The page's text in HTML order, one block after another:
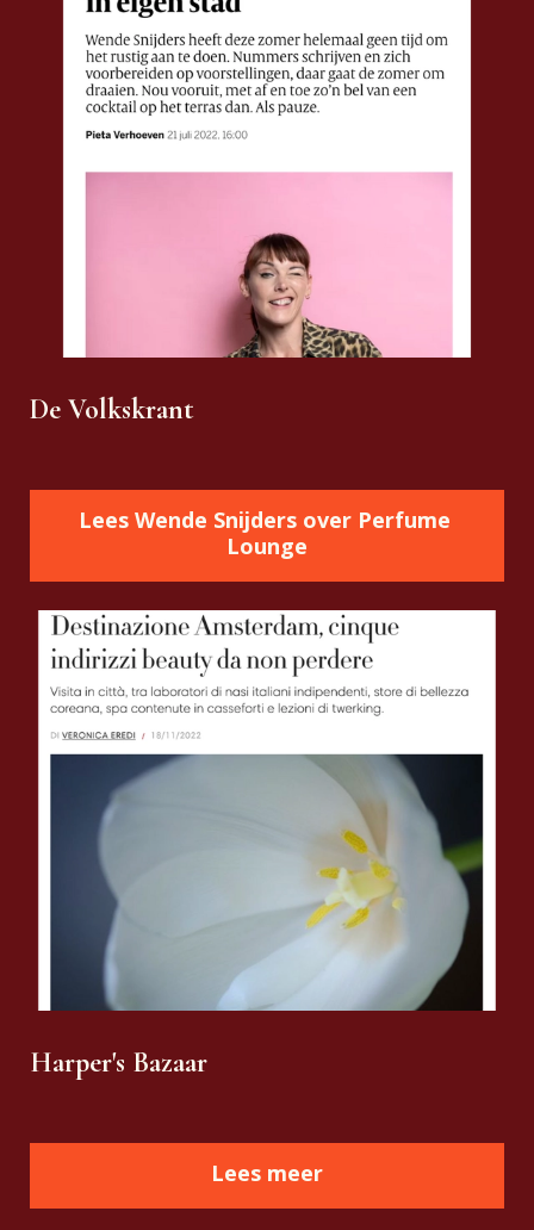
De Volkskrant
Lees Wende Snijders over Perfume
Lounge
Harper's Bazaar
Lees meer